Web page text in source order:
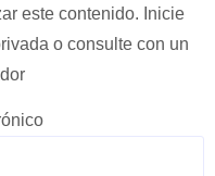
este contenido. Inicie
o consulte con un